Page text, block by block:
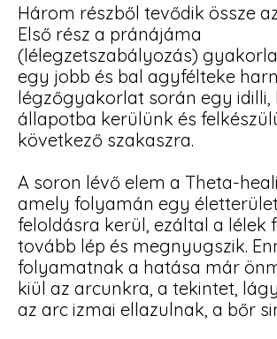
Három részből tevődik össze
Első rész a pránájáma
(lélegzetszabályozás)
egy jobb és bal agyfélteke
légzőgyakorlat során egy idilli,
állapotba kerülünk és
következő szakaszra.
A soron lévő elem a Theta-
amely folyamán egy
feloldásra kerül, ezáltal a lélek
tovább lép és megnyugszik.
folyamatnak a hatása már
kiül az arcunkra, a tekintet,
az arc izmai ellazulnak, a bőr